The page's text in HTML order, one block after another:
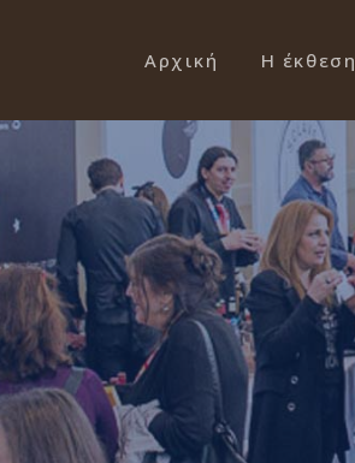
Αρχική Η έκθεση